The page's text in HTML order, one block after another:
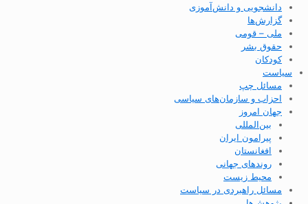
دانشجویی و دانش‌آموزی
گزارش‌ها
ملی – قومی
حقوق بشر
کودکان
سیاست
مسائل چپ
احزاب و سازمان‌های سیاسی
جهان امروز
بین‌المللی
پیرامون ایران
افغانستان
روندهای جهانی
محیط زیست
مسائل راهبردی در سیاست